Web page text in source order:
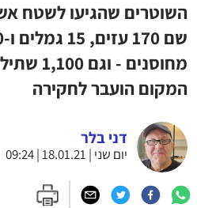
השוטרים שהגיעו לשטח
המקום הועבר לחקירה
דני בלר
יום שני | 18.01.21 | 09:24